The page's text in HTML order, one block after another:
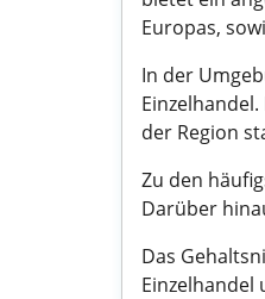
Europas,
In der
der Region
Zu den
Darüber
Das